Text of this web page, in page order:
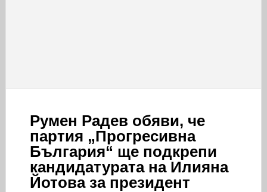
Румен Радев обяви, че
партия „Прогресивна
България“ ще подкрепи
кандидатурата на Илияна
Йотова за президент